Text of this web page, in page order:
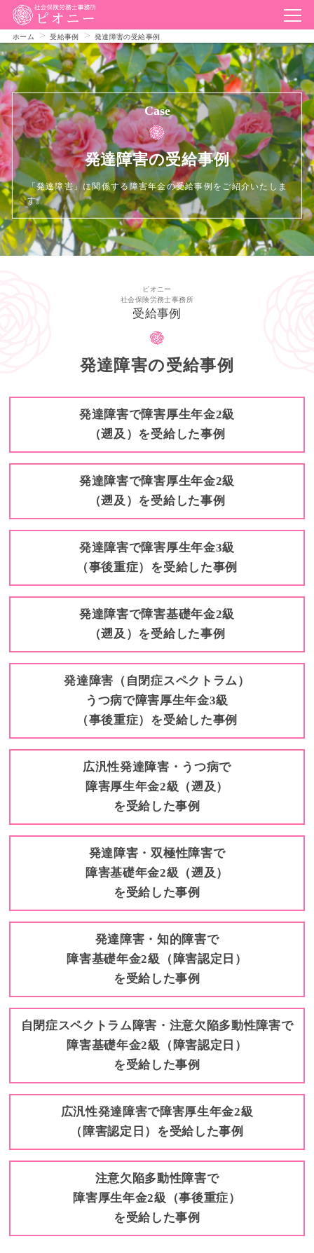
ホーム 受給事例 発達障害の受給事例
Case
発達障害の受給事例
「発達障害」に関係する障害年金の受給事例をご紹介いたしま
す。
ピオニー
社会保険労務士事務所
受給事例
発達障害の受給事例
発達障害で障害厚生年金2級
（遡及）を受給した事例
発達障害で障害厚生年金2級
（遡及）を受給した事例
発達障害で障害厚生年金3級
（事後重症）を受給した事例
発達障害で障害基礎年金2級
（遡及）を受給した事例
発達障害（自閉症スペクトラム）
うつ病で障害厚生年金3級
（事後重症）を受給した事例
広汎性発達障害・うつ病で
障害厚生年金2級（遡及）
を受給した事例
発達障害・双極性障害で
障害基礎年金2級（遡及）
を受給した事例
発達障害・知的障害で
障害基礎年金2級（障害認定日）
を受給した事例
自閉症スペクトラム障害・注意欠陥多動性障害で
障害基礎年金2級（障害認定日）
を受給した事例
広汎性発達障害で障害厚生年金2級
（障害認定日）を受給した事例
注意欠陥多動性障害で
障害厚生年金2級（事後重症）
を受給した事例